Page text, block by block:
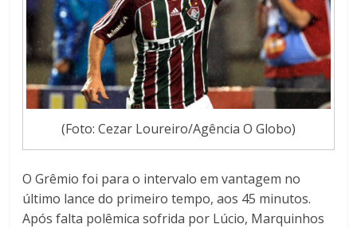
(Foto: Cezar Loureiro/Agência O Globo)
O Grêmio foi para o intervalo em vantagem no
último lance do primeiro tempo, aos 45 minutos.
Após falta polêmica sofrida por Lúcio, Marquinhos